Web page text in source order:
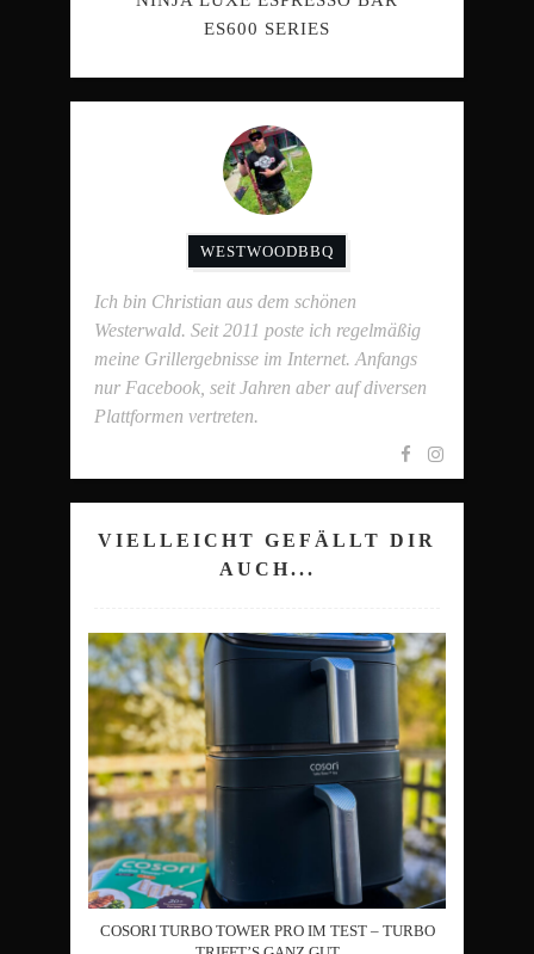
ES600 SERIES
WESTWOODBBQ
Ich bin Christian aus dem schönen
Westerwald. Seit 2011 poste ich regelmäßig
meine Grillergebnisse im Internet. Anfangs
nur Facebook, seit Jahren aber auf diversen
Plattformen vertreten.
VIELLEICHT GEFÄLLT DIR
AUCH...
COSORI TURBO TOWER PRO IM TEST – TURBO